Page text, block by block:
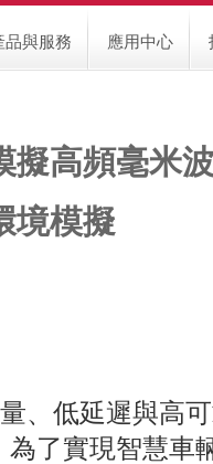
應用中心
品與服務
擬高頻毫米
境模擬
、低延遲與高
了實現智慧車